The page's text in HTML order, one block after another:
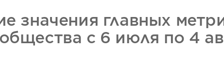
значения главных
с 6 июля по 4